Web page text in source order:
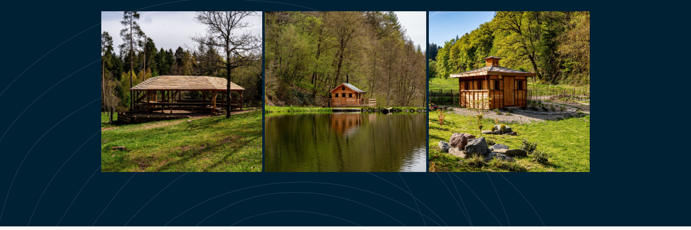
Pavillon hexagonal Cabane de pêcheur Pavillon japonais